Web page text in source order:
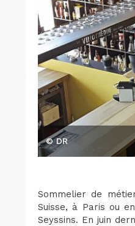
© DR
Sommelier de
Suisse, à Paris ou
Seyssins. En juin